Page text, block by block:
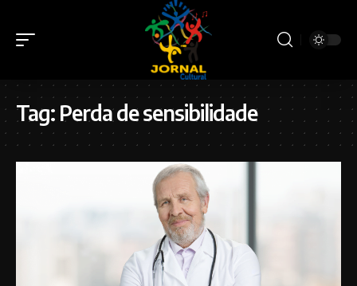
Tag: Perda de sensibilidade